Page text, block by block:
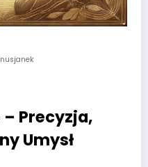
Precyzja,
Umysł